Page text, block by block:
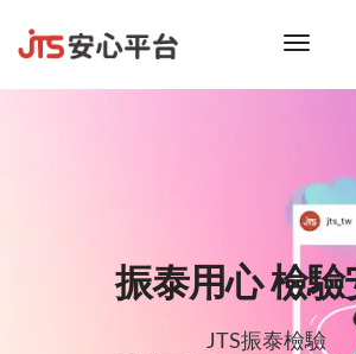
toggle
振泰用心 檢驗
JTS振泰檢驗